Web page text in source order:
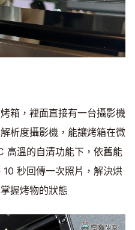
箱，裡面直接有一台攝影機
析度攝影機，能讓烤箱在微
高溫的自清功能下，依舊能
秒回傳一次照片，解決烘
握烤物的狀態